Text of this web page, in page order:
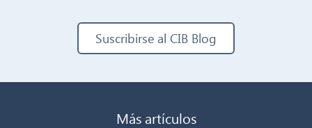
Suscribirse al CIB Blog
Más artículos